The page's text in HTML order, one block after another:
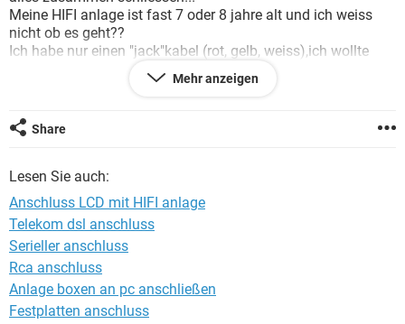
FACEBOOK
Meine HIFI anlage ist fast 7 oder 8 jahre alt und ich weiss
nicht ob es geht??
Ich habe nur einen "jack"kabel (rot, gelb, weiss),ich wollte
von den HOME CINEMA sparen!!!
Hatt jemand eine idee???
Mehr anzeigen
Share
Lesen Sie auch:
Anschluss LCD mit HIFI anlage
Telekom dsl anschluss
Serieller anschluss
Rca anschluss
Anlage boxen an pc anschließen
Festplatten anschluss